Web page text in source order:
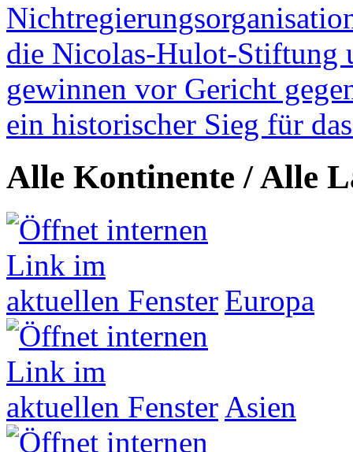
die Nicolas-Hulot-Stiftung
gewinnen vor Gericht
ein historischer Sieg für
Alle Kontinente / Alle
Europa
Asien